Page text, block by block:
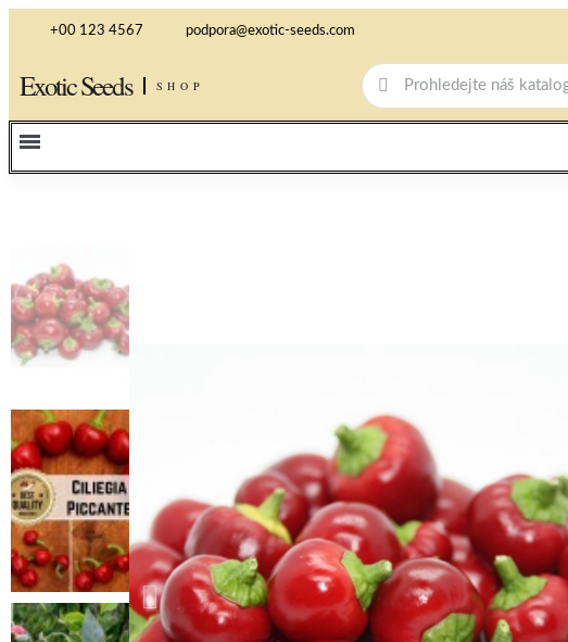
+00 123 4567 podpora@exotic-seeds.com
Exotic Seeds SHOP